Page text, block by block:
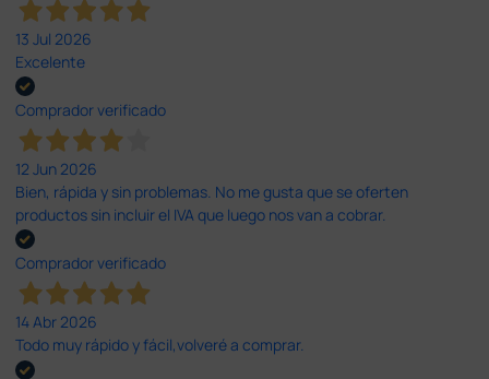
13 Jul 2026
Excelente
Comprador verificado
12 Jun 2026
Bien, rápida y sin problemas. No me gusta que se oferten
productos sin incluir el IVA que luego nos van a cobrar.
Comprador verificado
14 Abr 2026
Todo muy rápido y fácil,volveré a comprar.